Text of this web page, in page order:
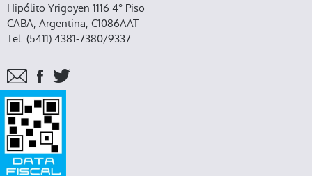
Hipólito Yrigoyen 1116 4° Piso
CABA, Argentina, C1086AAT
Tel. (5411) 4381-7380/9337